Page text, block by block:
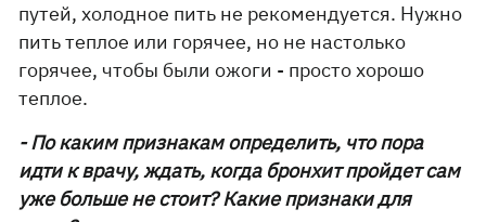
путей, холодное пить не рекомендуется. Нужно
пить теплое или горячее, но не настолько
горячее, чтобы были ожоги - просто хорошо
теплое.
- По каким признакам определить, что пора
идти к врачу, ждать, когда бронхит пройдет сам
уже больше не стоит? Какие признаки для